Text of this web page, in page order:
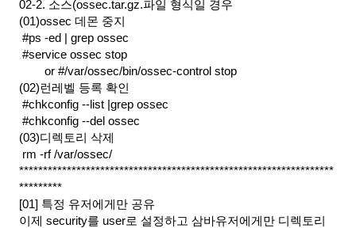
02-2. 소스(ossec.tar.gz.파일 형식일 경우
(01)ossec 데몬 중지
#ps -ed | grep ossec
#service ossec stop
or #/var/ossec/bin/ossec-control stop
(02)런레벨 등록 확인
#chkconfig --list |grep ossec
#chkconfig --del ossec
(03)디렉토리 삭제
rm -rf /var/ossec/
******************************************************************
*********
[01] 특정 유저에게만 공유
이제 security를 user로 설정하고 삼바유저에게만 디렉토리